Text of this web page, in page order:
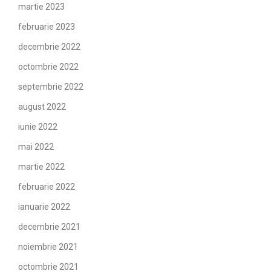
martie 2023
februarie 2023
decembrie 2022
octombrie 2022
septembrie 2022
august 2022
iunie 2022
mai 2022
martie 2022
februarie 2022
ianuarie 2022
decembrie 2021
noiembrie 2021
octombrie 2021